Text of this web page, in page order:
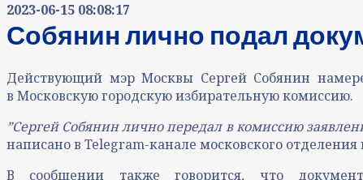
2023-06-15 08:08:17
Собянин лично подал
Действующий мэр Москвы Сергей Собянин
в Московскую городскую избирательную комиссию.
ˮСергей Собянин лично передал в комиссию
написано в Telegram-канале московского отделения
В сообщении также говорится, что